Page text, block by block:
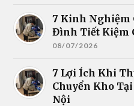
7 Kinh Nghiệm
Đình Tiết Kiệm
08/07/2026
7 Lợi Ích Khi
Chuyển Kho
Nội